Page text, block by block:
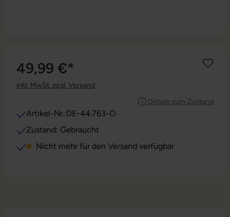
49,99 €*
inkl. MwSt. zzgl. Versand
Details zum Zustand
Artikel-Nr.:DE-44.763-O
Zustand: Gebraucht
Nicht mehr für den Versand verfügbar